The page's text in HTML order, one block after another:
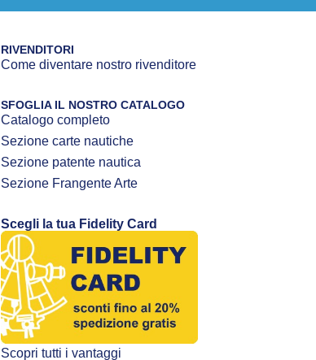
RIVENDITORI
Come diventare nostro rivenditore
SFOGLIA IL NOSTRO CATALOGO
Catalogo completo
Sezione carte nautiche
Sezione patente nautica
Sezione Frangente Arte
Scegli la tua Fidelity Card
Scopri tutti i vantaggi